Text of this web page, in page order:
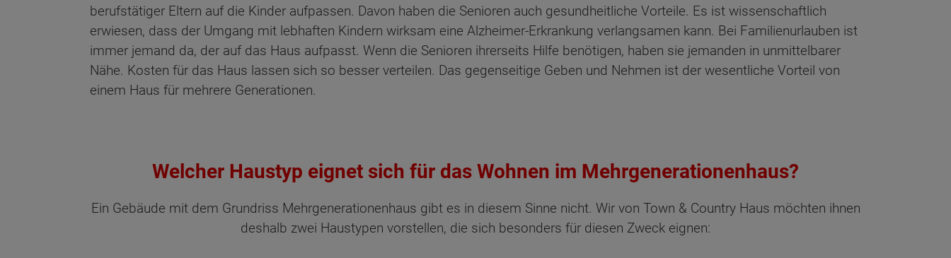
berufstätiger Eltern auf die Kinder aufpassen. Davon haben die Senioren auch gesundheitliche Vorteile. Es ist wissenschaftlich
erwiesen, dass der Umgang mit lebhaften Kindern wirksam eine Alzheimer-Erkrankung verlangsamen kann. Bei Familienurlauben ist
immer jemand da, der auf das Haus aufpasst. Wenn die Senioren ihrerseits Hilfe benötigen, haben sie jemanden in unmittelbarer
Nähe. Kosten für das Haus lassen sich so besser verteilen. Das gegenseitige Geben und Nehmen ist der wesentliche Vorteil von
einem Haus für mehrere Generationen.
Welcher Haustyp eignet sich für das Wohnen im Mehrgenerationenhaus?
Ein Gebäude mit dem Grundriss Mehrgenerationenhaus gibt es in diesem Sinne nicht. Wir von Town & Country Haus möchten ihnen
deshalb zwei Haustypen vorstellen, die sich besonders für diesen Zweck eignen: